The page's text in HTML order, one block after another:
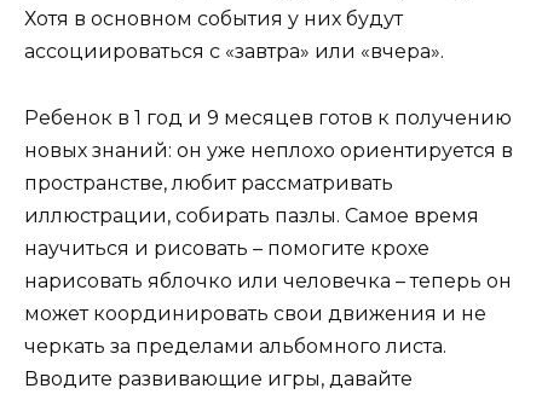
Хотя в основном события у них будут
ассоциироваться с «завтра» или «вчера».
Ребенок в 1 год и 9 месяцев готов к получению
новых знаний: он уже неплохо ориентируется в
пространстве, любит рассматривать
иллюстрации, собирать пазлы. Самое время
научиться и рисовать – помогите крохе
нарисовать яблочко или человечка – теперь он
может координировать свои движения и не
черкать за пределами альбомного листа.
Вводите развивающие игры, давайте